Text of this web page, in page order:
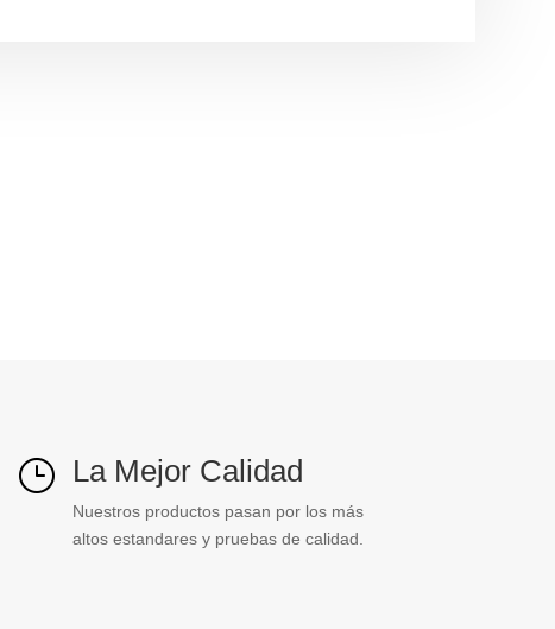
} La Mejor Calidad
Nuestros productos pasan por los más
altos estandares y pruebas de calidad.